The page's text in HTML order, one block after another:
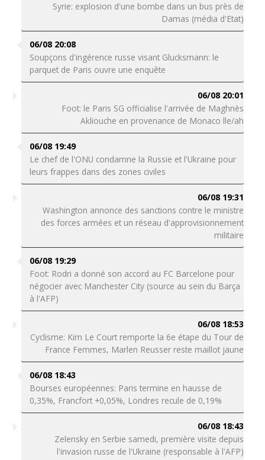
Syrie: explosion d'une bombe dans un bus près de
Damas (média d'Etat)
06/08 20:08
Soupçons d'ingérence russe visant Glucksmann: le
parquet de Paris ouvre une enquête
06/08 20:01
Foot: le Paris SG officialise l'arrivée de Maghnès
Akliouche en provenance de Monaco lle/ah
06/08 19:49
Le chef de l'ONU condamne la Russie et l'Ukraine pour
leurs frappes dans des zones civiles
06/08 19:31
Washington annonce des sanctions contre le ministre
des forces armées et un réseau d'approvisionnement
militaire
06/08 19:29
Foot: Rodri a donné son accord au FC Barcelone pour
négocier avec Manchester City (source au sein du Barça
à l'AFP)
06/08 18:53
Cyclisme: Kim Le Court remporte la 6e étape du Tour de
France Femmes, Marlen Reusser reste maillot jaune
06/08 18:43
Bourses européennes: Paris termine en hausse de
0,35%, Francfort +0,05%, Londres recule de 0,19%
06/08 18:43
Zelensky en Serbie samedi, première visite depuis
l'invasion russe de l'Ukraine (responsable à l'AFP)